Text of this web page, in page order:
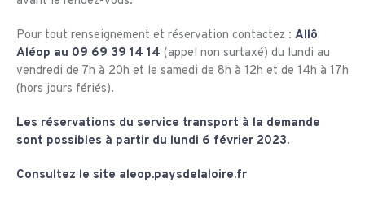
Pour tout renseignement et réservation contactez : Allô
Aléop au 09 69 39 14 14 (appel non surtaxé) du lundi au
vendredi de 7h à 20h et le samedi de 8h à 12h et de 14h à 17h
(hors jours fériés).
Les réservations du service transport à la demande
sont possibles à partir du lundi 6 février 2023.
Consultez le site aleop.paysdelaloire.fr